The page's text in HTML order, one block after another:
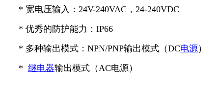
* 宽电压输入：24V-240VAC，24-240VDC
* 优秀的防护能力：IP66
* 多种输出模式：NPN/PNP输出模式（DC电源）
* 继电器输出模式（AC电源）